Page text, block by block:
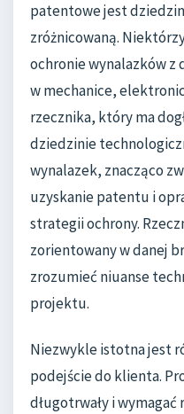
patentowe jest
zróżnicowaną.
ochronie wynalazków
w mechanice,
rzecznika, który ma
dziedzinie
wynalazek, znacząco
uzyskanie patentu i
strategii ochrony.
zorientowany w danej
zrozumieć niuanse
projektu.
Niezwykle istotna jest
podejście do klienta.
długotrwały i